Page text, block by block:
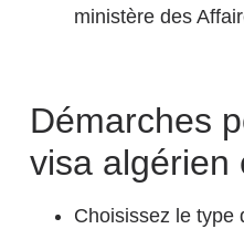
ministère des
Démarches
visa algérien
Choisissez le type